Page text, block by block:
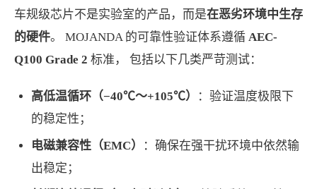
车规级芯片不是实验室的产品，而是在恶劣环境中生存
的硬件。 MOJANDA 的可靠性验证体系遵循 AEC-
Q100 Grade 2 标准， 包括以下几类严苛测试：
高低温循环（−40℃～+105℃）
：验证温度极限下
的稳定性；
电磁兼容性（EMC）
：确保在强干扰环境中依然输
出稳定；